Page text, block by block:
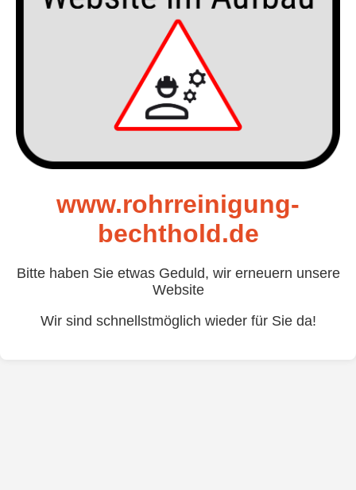
www.rohrreinigung-
bechthold.de
Bitte haben Sie etwas Geduld, wir erneuern unsere
Website
Wir sind schnellstmöglich wieder für Sie da!